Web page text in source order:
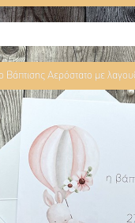
Βάπτισης Αερόστατο με